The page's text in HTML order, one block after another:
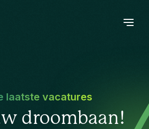
laatste vacatures
droombaan!